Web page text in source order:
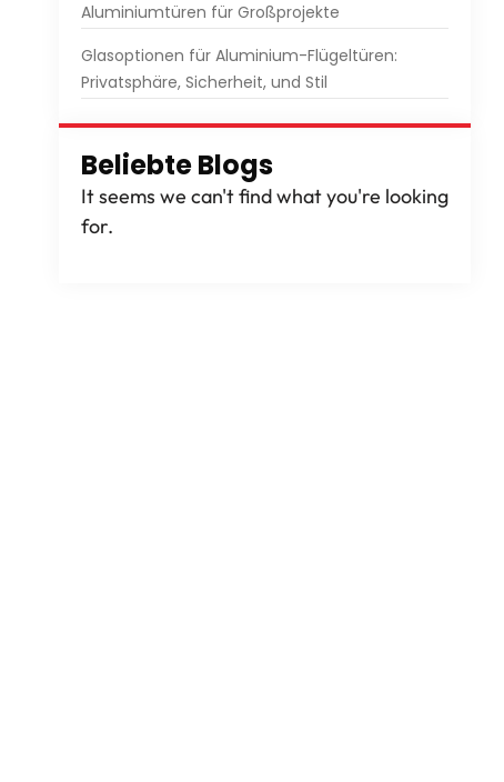
Aluminiumtüren für Großprojekte
Glasoptionen für Aluminium-Flügeltüren:
Privatsphäre, Sicherheit, und Stil
Beliebte Blogs
It seems we can't find what you're looking
for.